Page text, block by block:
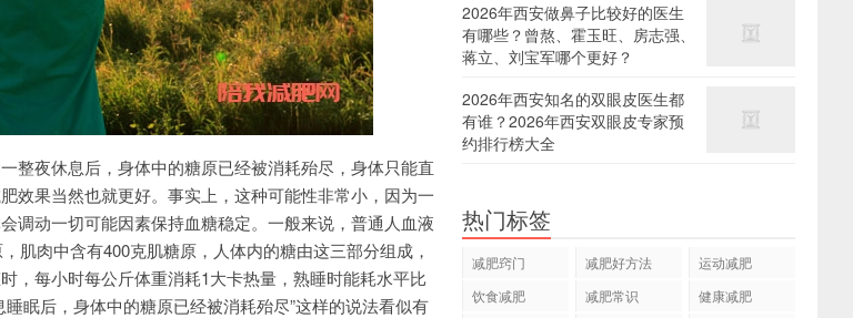
整夜休息后，身体中的糖原已经被消耗殆尽，身体只能直
效果当然也就更好。事实上，这种可能性非常小，因为一
调动一切可能因素保持血糖稳定。一般来说，普通人血液
肌肉中含有400克肌糖原，人体内的糖由这三部分组成，
，每小时每公斤体重消耗1大卡热量，熟睡时能耗水平比
眠后，身体中的糖原已经被消耗殆尽”这样的说法看似有
2026年西安做鼻子比较好的医生
有哪些？曾熬、霍玉旺、房志强、
蒋立、刘宝军哪个更好？
2026年西安知名的双眼皮医生都
有谁？2026年西安双眼皮专家预
约排行榜大全
热门标签
减肥窍门 减肥好方法
运动减肥
饮食减肥
减肥常识
健康减肥